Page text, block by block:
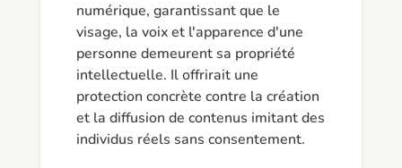
numérique, garantissant que le
visage, la voix et l'apparence d'une
personne demeurent sa propriété
intellectuelle. Il offrirait une
protection concrète contre la création
et la diffusion de contenus imitant des
individus réels sans consentement.